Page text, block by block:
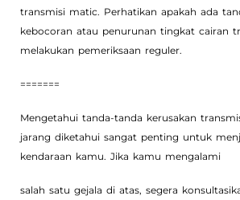
transmisi matic. Perhatikan apakah ada
kebocoran atau penurunan tingkat cairan
melakukan pemeriksaan reguler.
=======
Mengetahui tanda-tanda kerusakan
jarang diketahui sangat penting untuk
kendaraan kamu. Jika kamu mengalami
salah satu gejala di atas, segera